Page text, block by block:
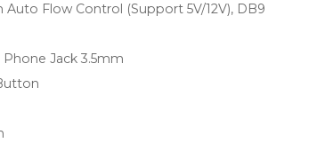
Auto Flow Control (Support 5V/12V), DB9
Phone Jack 3.5mm